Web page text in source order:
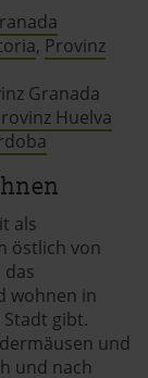
, Provinz
Granada
Huelva
als
östlich von
wohnen in
gibt.
und
und nach